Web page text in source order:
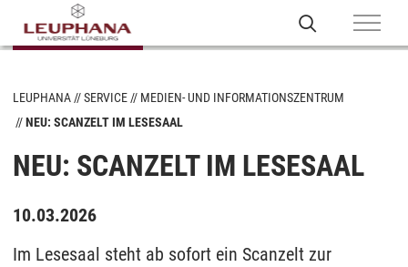
LEUPHANA SERVICE
MEDIEN- UND INFORMATIONSZENTRUM
NEU: SCANZELT IM LESESAAL
NEU: SCANZELT IM LESESAAL
10.03.2026
Im Lesesaal steht ab sofort ein Scanzelt zur